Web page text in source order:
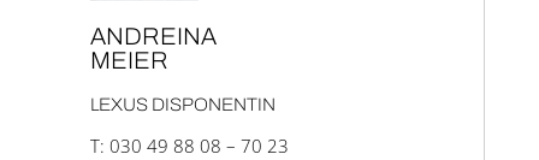
AND­REI­NA
MEI­ER
LEXUS DIS­PO­NEN­TIN
T: 030 49 88 08 – 70 23